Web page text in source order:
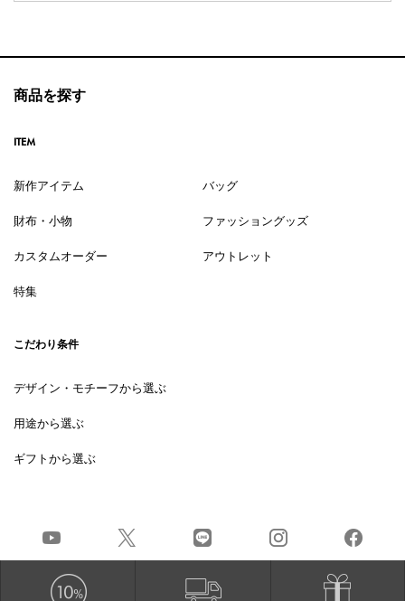
商品を探す
ITEM
新作アイテム バッグ
財布・小物 ファッショングッズ
カスタムオーダー アウトレット
特集
こだわり条件
デザイン・モチーフから選ぶ
用途から選ぶ
ギフトから選ぶ